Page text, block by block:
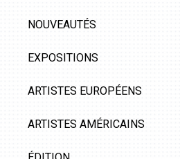
NOUVEAUTÉS
EXPOSITIONS
ARTISTES EUROPÉENS
ARTISTES AMÉRICAINS